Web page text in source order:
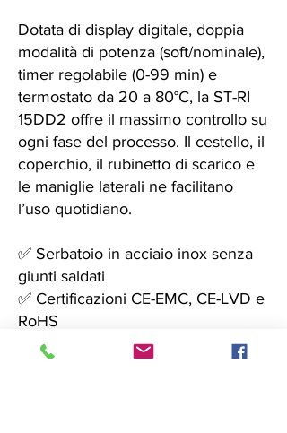
Dotata di display digitale, doppia
modalità di potenza (soft/nominale),
timer regolabile (0-99 min) e
termostato da 20 a 80°C, la ST-RI
15DD2 offre il massimo controllo su
ogni fase del processo. Il cestello, il
coperchio, il rubinetto di scarico e
le maniglie laterali ne facilitano
l’uso quotidiano.
✅ Serbatoio in acciaio inox senza
giunti saldati
✅ Certificazioni CE-EMC, CE-LVD e
RoHS
✅ Ventola di raffreddamento